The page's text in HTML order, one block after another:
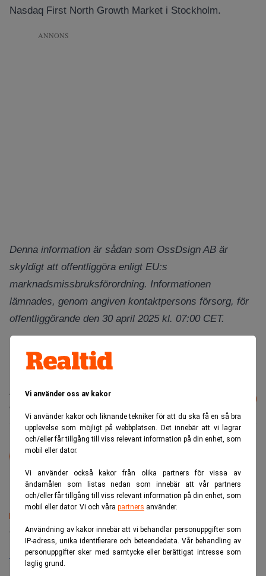
Vi använder oss av kakor
Vi använder kakor och liknande tekniker för att du ska få en så bra
upplevelse som möjligt på webbplatsen. Det innebär att vi lagrar
och/eller får tillgång till viss relevant information på din enhet, som
mobil eller dator.
Vi använder också kakor från olika partners för vissa av
ändamålen som listas nedan som innebär att vår partners
och/eller får tillgång till viss relevant information på din enhet, som
mobil eller dator. Vi och våra partners använder.
Användning av kakor innebär att vi behandlar personuppgifter som
IP-adress, unika identifierare och beteendedata. Vår behandling av
personuppgifter sker med samtycke eller berättigat intresse som
laglig grund.
Nasdaq First North Growth Market i Stockholm.
ANNONS
Denna information är sådan som OssDsign AB är
skyldigt att offentliggöra enligt EU:s
marknadsmissbruksförordning. Informationen
lämnades, genom angiven kontaktpersons försorg, för
offentliggörande den 30 april 2025 kl. 07:00 CET.
Läs mer från Realtid - vårt nyhetsbrev
är kostnadsfritt:
Pressmeddelande
Detta är ett distribuerat pressmeddelande.
Senaste lediga jobben
Bolagsjurist till Eltel AB
Placering:Bromma, Stockholm